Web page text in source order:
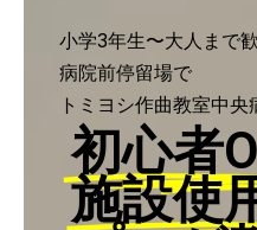
小学3年生〜大人まで
病院前停留場で
トミヨシ作曲教室中
初心者
施設使